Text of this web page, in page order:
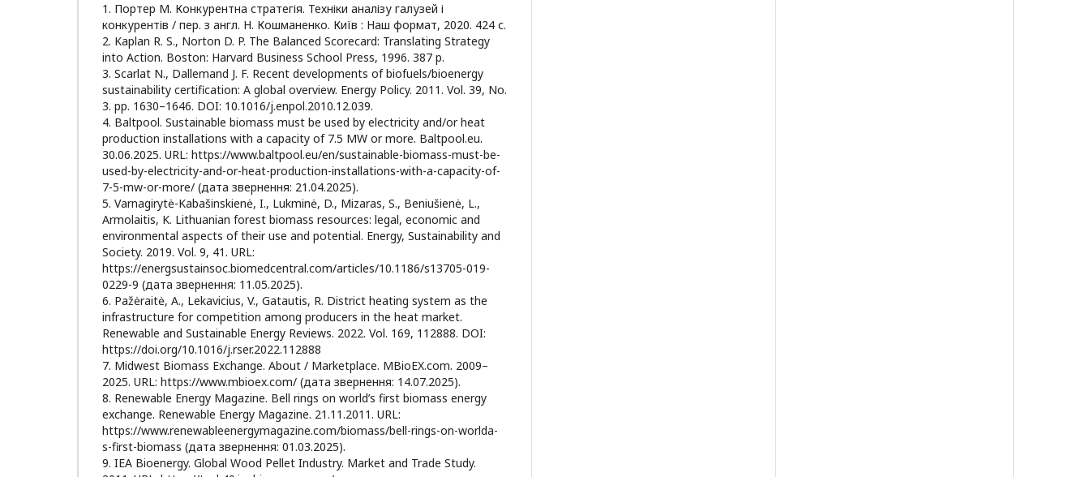
1. Портер М. Конкурентна стратегія. Техніки аналізу галузей і
конкурентів / пер. з англ. Н. Кошманенко. Київ : Наш формат, 2020. 424 с.
2. Kaplan R. S., Norton D. P. The Balanced Scorecard: Translating Strategy
into Action. Boston: Harvard Business School Press, 1996. 387 p.
3. Scarlat N., Dallemand J. F. Recent developments of biofuels/bioenergy
sustainability certification: A global overview. Energy Policy. 2011. Vol. 39, No.
3. pp. 1630–1646. DOI: 10.1016/j.enpol.2010.12.039.
4. Baltpool. Sustainable biomass must be used by electricity and/or heat
production installations with a capacity of 7.5 MW or more. Baltpool.eu.
30.06.2025. URL: https://www.baltpool.eu/en/sustainable-biomass-must-be-
used-by-electricity-and-or-heat-production-installations-with-a-capacity-of-
7-5-mw-or-more/ (дата звернення: 21.04.2025).
5. Varnagirytė-Kabašinskienė, I., Lukminė, D., Mizaras, S., Beniušienė, L.,
Armolaitis, K. Lithuanian forest biomass resources: legal, economic and
environmental aspects of their use and potential. Energy, Sustainability and
Society. 2019. Vol. 9, 41. URL:
https://energsustainsoc.biomedcentral.com/articles/10.1186/s13705-019-
0229-9 (дата звернення: 11.05.2025).
6. Pažėraitė, A., Lekavicius, V., Gatautis, R. District heating system as the
infrastructure for competition among producers in the heat market.
Renewable and Sustainable Energy Reviews. 2022. Vol. 169, 112888. DOI:
https://doi.org/10.1016/j.rser.2022.112888
7. Midwest Biomass Exchange. About / Marketplace. MBioEX.com. 2009–
2025. URL: https://www.mbioex.com/ (дата звернення: 14.07.2025).
8. Renewable Energy Magazine. Bell rings on world’s first biomass energy
exchange. Renewable Energy Magazine. 21.11.2011. URL:
https://www.renewableenergymagazine.com/biomass/bell-rings-on-worlda-
s-first-biomass (дата звернення: 01.03.2025).
9. IEA Bioenergy. Global Wood Pellet Industry. Market and Trade Study.